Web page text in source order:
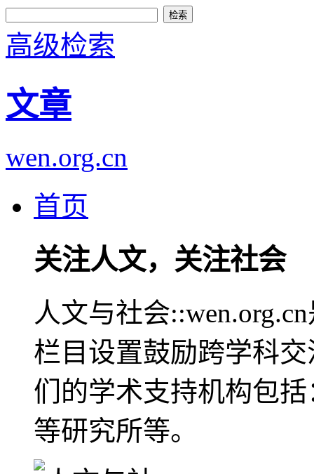
高级检索
文章
wen.org.cn
首页
关注人文，关注社会
人文与社会
栏目设置鼓励跨学科
们的学术支持机构包
等研究所等。